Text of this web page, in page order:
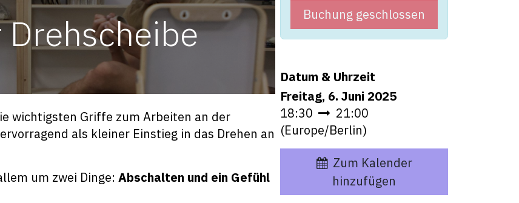
wichtigsten Griffe zum Arbeiten an der
als kleiner Einstieg in das Drehen an
um zwei Dinge: Abschalten und ein Gefühl
Buchung geschlossen
Datum & Uhrzeit
Freitag, 6. Juni 2025
18:30
21:00
(Europe/Berlin)
Zum Kalender
hinzufügen